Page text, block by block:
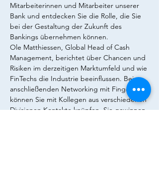
Mitarbeiterinnen und Mitarbeiter unserer
Bank und entdecken Sie die Rolle, die Sie
bei der Gestaltung der Zukunft des
Bankings übernehmen können.
Ole Matthiessen, Global Head of Cash
Management, berichtet über Chancen und
Risiken im derzeitigen Marktumfeld und wie
FinTechs die Industrie beeinflussen. Beim
anschließenden Networking mit Fingerfood
können Sie mit Kollegen aus verschiedenen
Divisionen Kontakte knüpfen. Sie gewinnen